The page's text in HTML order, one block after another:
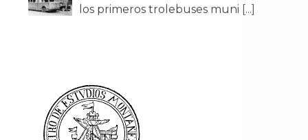
los primeros trolebuses muni [...]